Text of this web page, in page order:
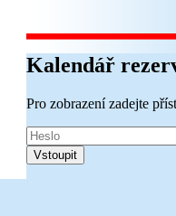
Kalendář
Pro zobrazení zadejte